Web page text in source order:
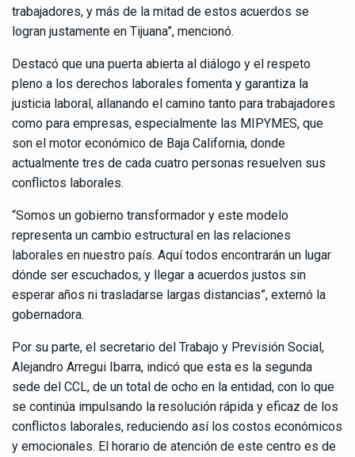
trabajadores, y más de la mitad de estos acuerdos se
logran justamente en Tijuana”, mencionó.
Destacó que una puerta abierta al diálogo y el respeto
pleno a los derechos laborales fomenta y garantiza la
justicia laboral, allanando el camino tanto para trabajadores
como para empresas, especialmente las MIPYMES, que
son el motor económico de Baja California, donde
actualmente tres de cada cuatro personas resuelven sus
conflictos laborales.
“Somos un gobierno transformador y este modelo
representa un cambio estructural en las relaciones
laborales en nuestro país. Aquí todos encontrarán un lugar
dónde ser escuchados, y llegar a acuerdos justos sin
esperar años ni trasladarse largas distancias”, externó la
gobernadora.
Por su parte, el secretario del Trabajo y Previsión Social,
Alejandro Arregui Ibarra, indicó que esta es la segunda
sede del CCL, de un total de ocho en la entidad, con lo que
se continúa impulsando la resolución rápida y eficaz de los
conflictos laborales, reduciendo así los costos económicos
y emocionales. El horario de atención de este centro es de